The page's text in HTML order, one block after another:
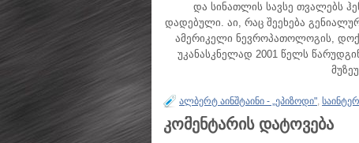
და სინათლის სავსე თვალებს
დადებული. აი, რაც შეეხება
ამერიკელი ნევროპათოლოგის,
უკანასკნელად 2001 წელს
ალბერტ აინშტაინი - „ეპიზოდი",
კომენტარის დატოვება